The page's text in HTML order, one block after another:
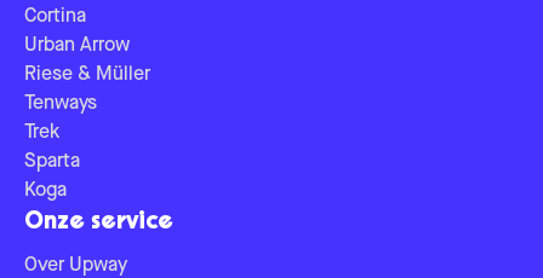
Cortina
Urban Arrow
Riese & Müller
Tenways
Trek
Sparta
Koga
Onze service
Over Upway